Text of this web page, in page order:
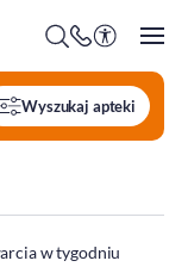
Wyszukaj apteki
w tygodniu